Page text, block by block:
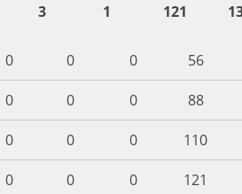
3 1 121
0 0 0
56
0 0 0
88
0 0 0
110
0 0 0
121